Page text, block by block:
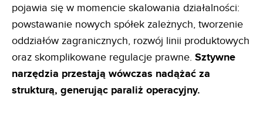
pojawia się w momencie skalowania działalności:
powstawanie nowych spółek zależnych, tworzenie
oddziałów zagranicznych, rozwój linii produktowych
oraz skomplikowane regulacje prawne. Sztywne
narzędzia przestają wówczas nadążać za
strukturą, generując paraliż operacyjny.